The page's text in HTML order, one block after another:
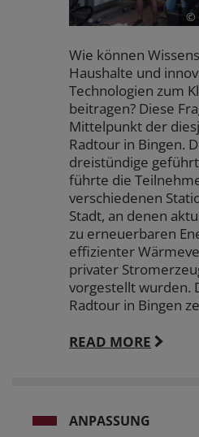
©
Wie können
Haushalte und
Technologien zum
beitragen? Diese
Mittelpunkt der
Radtour in Bingen.
dreistündige
führte die
verschiedenen
Stadt, an denen
zu erneuerbaren
effizienter
privater
vorgestellt wurden.
Radtour in Bingen
READ MORE
ANPASSUNG